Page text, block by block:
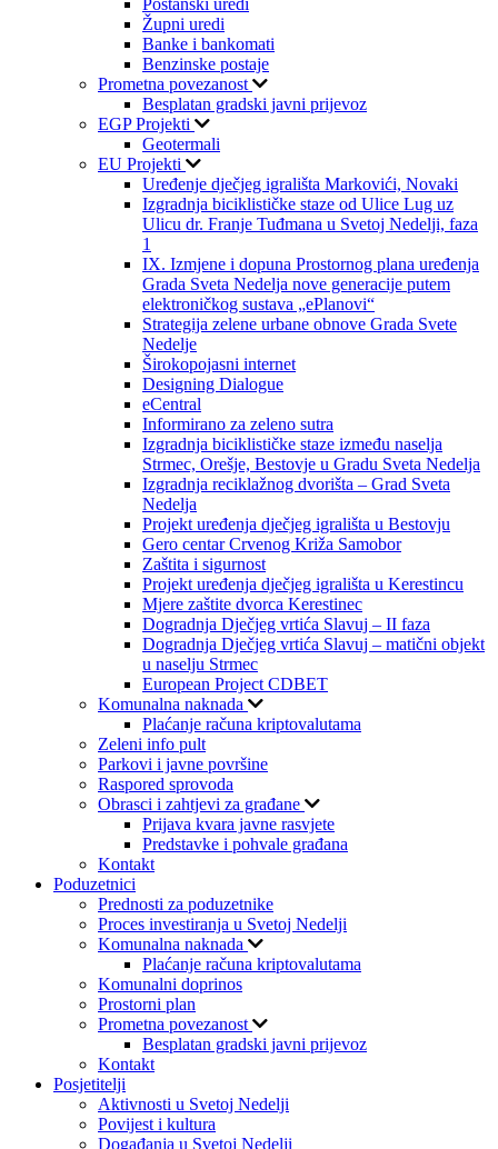
Župni uredi
Banke i bankomati
Benzinske postaje
Prometna povezanost
Besplatan gradski javni prijevoz
EGP Projekti
Geotermali
EU Projekti
Uređenje dječjeg igrališta Markovići, Novaki
Izgradnja biciklističke staze od Ulice Lug uz
Ulicu dr. Franje Tuđmana u Svetoj Nedelji, faza
1
IX. Izmjene i dopuna Prostornog plana uređenja
Grada Sveta Nedelja nove generacije putem
elektroničkog sustava „ePlanovi“
Strategija zelene urbane obnove Grada Svete
Nedelje
Širokopojasni internet
Designing Dialogue
eCentral
Informirano za zeleno sutra
Izgradnja biciklističke staze između naselja
Strmec, Orešje, Bestovje u Gradu Sveta Nedelja
Izgradnja reciklažnog dvorišta – Grad Sveta
Nedelja
Projekt uređenja dječjeg igrališta u Bestovju
Gero centar Crvenog Križa Samobor
Zaštita i sigurnost
Projekt uređenja dječjeg igrališta u Kerestincu
Mjere zaštite dvorca Kerestinec
Dogradnja Dječjeg vrtića Slavuj – II faza
Dogradnja Dječjeg vrtića Slavuj – matični objekt
u naselju Strmec
European Project CDBET
Komunalna naknada
Plaćanje računa kriptovalutama
Zeleni info pult
Parkovi i javne površine
Raspored sprovoda
Obrasci i zahtjevi za građane
Prijava kvara javne rasvjete
Predstavke i pohvale građana
Kontakt
Poduzetnici
Prednosti za poduzetnike
Proces investiranja u Svetoj Nedelji
Komunalna naknada
Plaćanje računa kriptovalutama
Komunalni doprinos
Prostorni plan
Prometna povezanost
Besplatan gradski javni prijevoz
Kontakt
Posjetitelji
Aktivnosti u Svetoj Nedelji
Povijest i kultura
Događanja u Svetoj Nedelji